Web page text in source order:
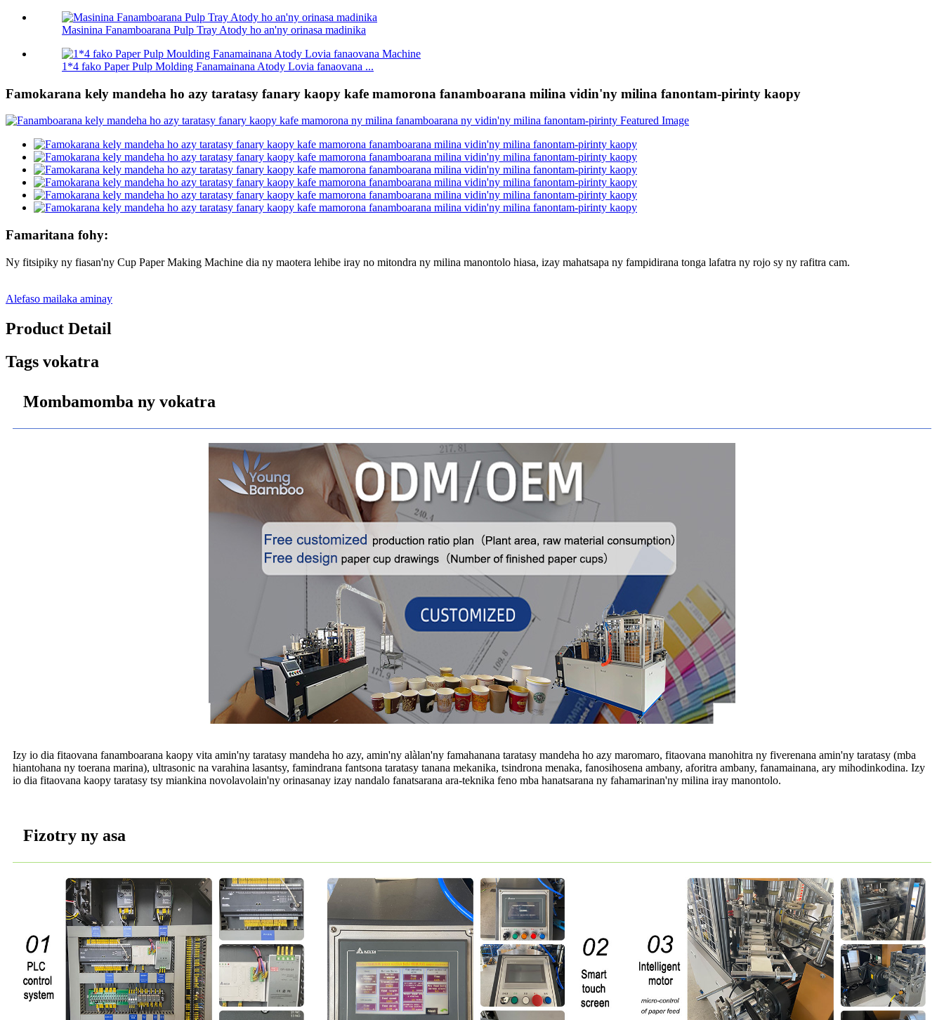
Masinina Fanamboarana Pulp Tray Atody ho an'ny orinasa madinika
1*4 fako Paper Pulp Molding Fanamainana Atody Lovia fanaovana ...
Famokarana kely mandeha ho azy taratasy fanary kaopy kafe mamorona fanamboarana milina vidin'ny milina fanontam-pirinty kaopy
Famaritana fohy:
Ny fitsipiky ny fiasan'ny Cup Paper Making Machine dia ny maotera lehibe iray no mitondra ny milina manontolo hiasa, izay mahatsapa ny fampidirana tonga lafatra ny rojo sy ny rafitra cam.
Alefaso mailaka aminay
Product Detail
Tags vokatra
Mombamomba ny vokatra
Izy io dia fitaovana fanamboarana kaopy vita amin'ny taratasy mandeha ho azy, amin'ny alàlan'ny famahanana taratasy mandeha ho azy maromaro, fitaovana manohitra ny fiverenana amin'ny taratasy (mba
hiantohana ny toerana marina), ultrasonic na varahina lasantsy, famindrana fantsona taratasy tanana mekanika, tsindrona menaka, fanosihosena ambany, aforitra ambany, fanamainana, ary mihodinkodina. Izy
io dia fitaovana kaopy taratasy tsy miankina novolavolain'ny orinasanay izay nandalo fanatsarana ara-teknika feno mba hanatsarana ny fahamarinan'ny milina iray manontolo.
Fizotry ny asa